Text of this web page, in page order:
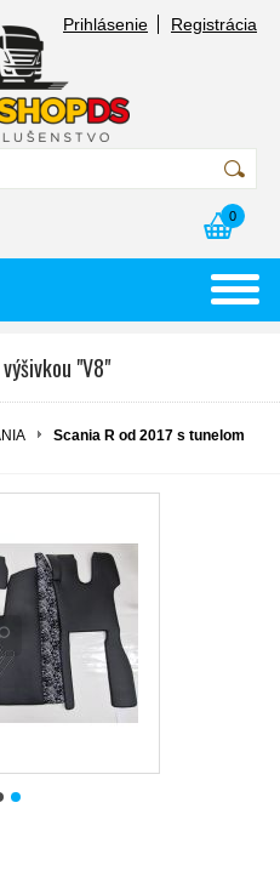
Prihlásenie Registrácia
0
"V8"
Scania R od 2017 s tunelom